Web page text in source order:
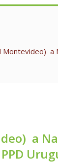
a
a